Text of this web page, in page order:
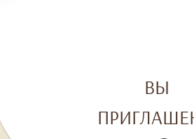
на свадьбу
ПРИГЛАШЕНЫ